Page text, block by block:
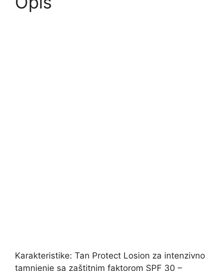
Karakteristike: Tan Protect Losion za intenzivno
tamnjenje sa zaštitnim faktorom SPF 30 –